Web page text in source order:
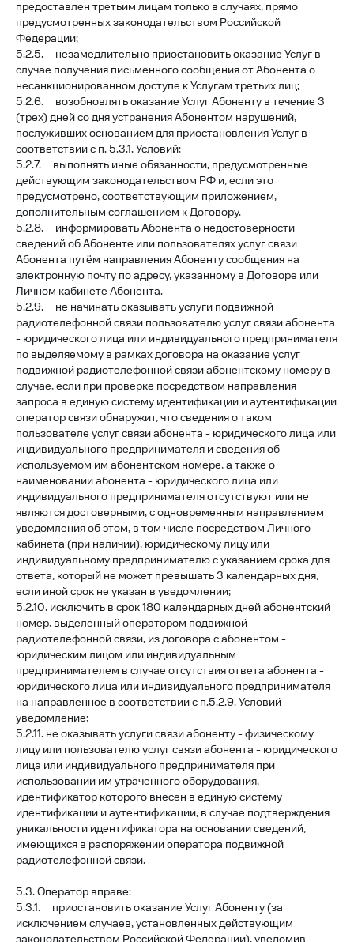
предоставлен третьим лицам только в случаях, прямо
предусмотренных законодательством Российской
Федерации;
5.2.5. незамедлительно приостановить оказание Услуг в
случае получения письменного сообщения от Абонента о
несанкционированном доступе к Услугам третьих лиц;
5.2.6. возобновлять оказание Услуг Абоненту в течение 3
(трех) дней со дня устранения Абонентом нарушений,
послуживших основанием для приостановления Услуг в
соответствии с п. 5.3.1. Условий;
5.2.7. выполнять иные обязанности, предусмотренные
действующим законодательством РФ и, если это
предусмотрено, соответствующим приложением,
дополнительным соглашением к Договору.
5.2.8. информировать Абонента о недостоверности
сведений об Абоненте или пользователях услуг связи
Абонента путём направления Абоненту сообщения на
электронную почту по адресу, указанному в Договоре или
Личном кабинете Абонента.
5.2.9. не начинать оказывать услуги подвижной
радиотелефонной связи пользователю услуг связи абонента
- юридического лица или индивидуального предпринимателя
по выделяемому в рамках договора на оказание услуг
подвижной радиотелефонной связи абонентскому номеру в
случае, если при проверке посредством направления
запроса в единую систему идентификации и аутентификации
оператор связи обнаружит, что сведения о таком
пользователе услуг связи абонента - юридического лица или
индивидуального предпринимателя и сведения об
используемом им абонентском номере, а также о
наименовании абонента - юридического лица или
индивидуального предпринимателя отсутствуют или не
являются достоверными, с одновременным направлением
уведомления об этом, в том числе посредством Личного
кабинета (при наличии), юридическому лицу или
индивидуальному предпринимателю с указанием срока для
ответа, который не может превышать 3 календарных дня,
если иной срок не указан в уведомлении;
5.2.10. исключить в срок 180 календарных дней абонентский
номер, выделенный оператором подвижной
радиотелефонной связи, из договора с абонентом -
юридическим лицом или индивидуальным
предпринимателем в случае отсутствия ответа абонента -
юридического лица или индивидуального предпринимателя
на направленное в соответствии с п.5.2.9. Условий
уведомление;
5.2.11. не оказывать услуги связи абоненту - физическому
лицу или пользователю услуг связи абонента - юридического
лица или индивидуального предпринимателя при
использовании им утраченного оборудования,
идентификатор которого внесен в единую систему
идентификации и аутентификации, в случае подтверждения
уникальности идентификатора на основании сведений,
имеющихся в распоряжении оператора подвижной
радиотелефонной связи.
5.3. Оператор вправе:
5.3.1. приостановить оказание Услуг Абоненту (за
исключением случаев, установленных действующим